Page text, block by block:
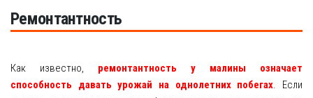
Ремонтантность
Как известно, ремонтантность у малины означает
способность давать урожай на однолетних побегах. Если